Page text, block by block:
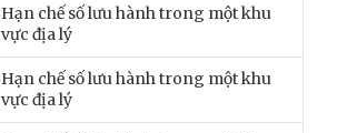
Hạn chế số lưu hành trong một khu
vực địa lý
Hạn chế số lưu hành trong một khu
vực địa lý